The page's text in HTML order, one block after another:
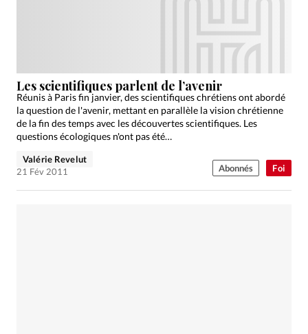
Foi
Les scientifiques parlent de l’avenir
Réunis à Paris fin janvier, des scientifiques chrétiens ont abordé
la question de l'avenir, mettant en parallèle la vision chrétienne
de la fin des temps avec les découvertes scientifiques. Les
questions écologiques n'ont pas été…
Valérie Revelut
21 Fév 2011
Abonnés